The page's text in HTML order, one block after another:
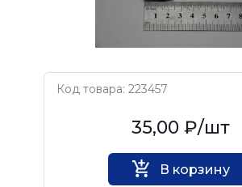
Код товара: 223457
Нет бренда35,00 ₽/шт
В корзину